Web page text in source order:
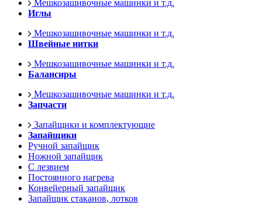
Мешкозашивочные машинки и т.д.
Иглы
Мешкозашивочные машинки и т.д.
Швейные нитки
Мешкозашивочные машинки и т.д.
Балансиры
Мешкозашивочные машинки и т.д.
Запчасти
Запайщики и комплектующие
Запайщики
Ручной запайщик
Ножной запайщик
С лезвием
Постоянного нагрева
Конвейерный запайщик
Запайщик стаканов, лотков